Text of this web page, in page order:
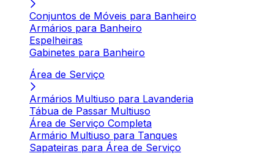
Conjuntos de Móveis para Banheiro
Armários para Banheiro
Espelheiras
Gabinetes para Banheiro
Área de Serviço
Armários Multiuso para Lavanderia
Tábua de Passar Multiuso
Área de Serviço Completa
Armário Multiuso para Tanques
Sapateiras para Área de Serviço